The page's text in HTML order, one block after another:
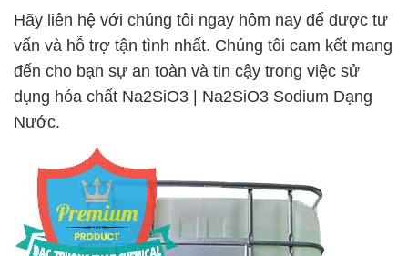
Hãy liên hệ với chúng tôi ngay hôm nay để được tư
vấn và hỗ trợ tận tình nhất. Chúng tôi cam kết mang
đến cho bạn sự an toàn và tin cậy trong việc sử
dụng hóa chất Na2SiO3 | Na2SiO3 Sodium Dạng
Nước.